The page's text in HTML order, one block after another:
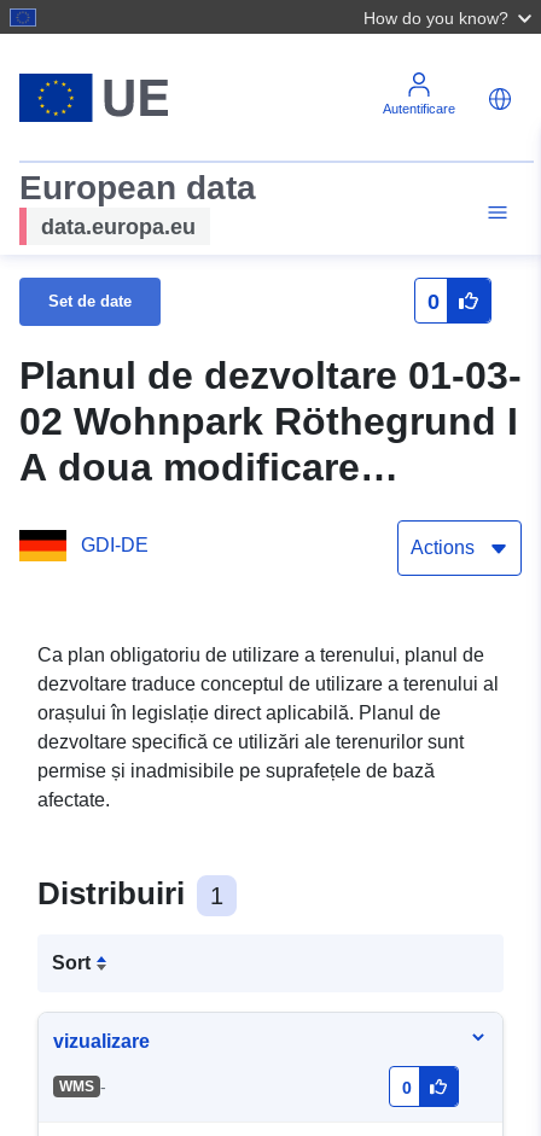
How do you know?
Autentificare
European data
data.europa.eu
Set de date 0
Planul de dezvoltare 01-03-
02 Wohnpark Röthegrund I
A doua modificare
Subzona WA 19 Zona
specială Piața de consum -
GDI-DE Actions
Ca plan obligatoriu de utilizare a terenului, planul de
dezvoltare traduce conceptul de utilizare a terenului al
orașului în legislație direct aplicabilă. Planul de
dezvoltare specifică ce utilizări ale terenurilor sunt
permise și inadmisibile pe suprafețele de bază
afectate.
Distribuiri 1
Sort
vizualizare
WMS - 0